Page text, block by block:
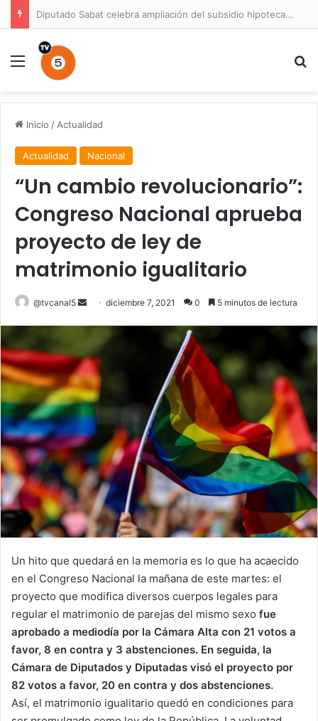
Diputado Sabat celebra ampliación del subsidio hipotecario con viviendas de hasta 6.000 UF
Menú
Inicio / Actualidad
Actualidad Nacional
“Un cambio revolucionario”:
Congreso Nacional aprueba
proyecto de ley de
matrimonio igualitario
@tvcanal5
Senddiciembre 7, 2021 0 5 minutos de lectura
Un hito que quedará en la memoria es lo que ha acaecido
en el Congreso Nacional la mañana de este martes: el
proyecto que modifica diversos cuerpos legales para
regular el matrimonio de parejas del mismo sexo fue
aprobado a mediodía por la Cámara Alta con 21 votos a
favor, 8 en contra y 3 abstenciones. En seguida, la
Cámara de Diputados y Diputadas visó el proyecto por
82 votos a favor, 20 en contra y dos abstenciones.
Así, el matrimonio igualitario quedó en condiciones para